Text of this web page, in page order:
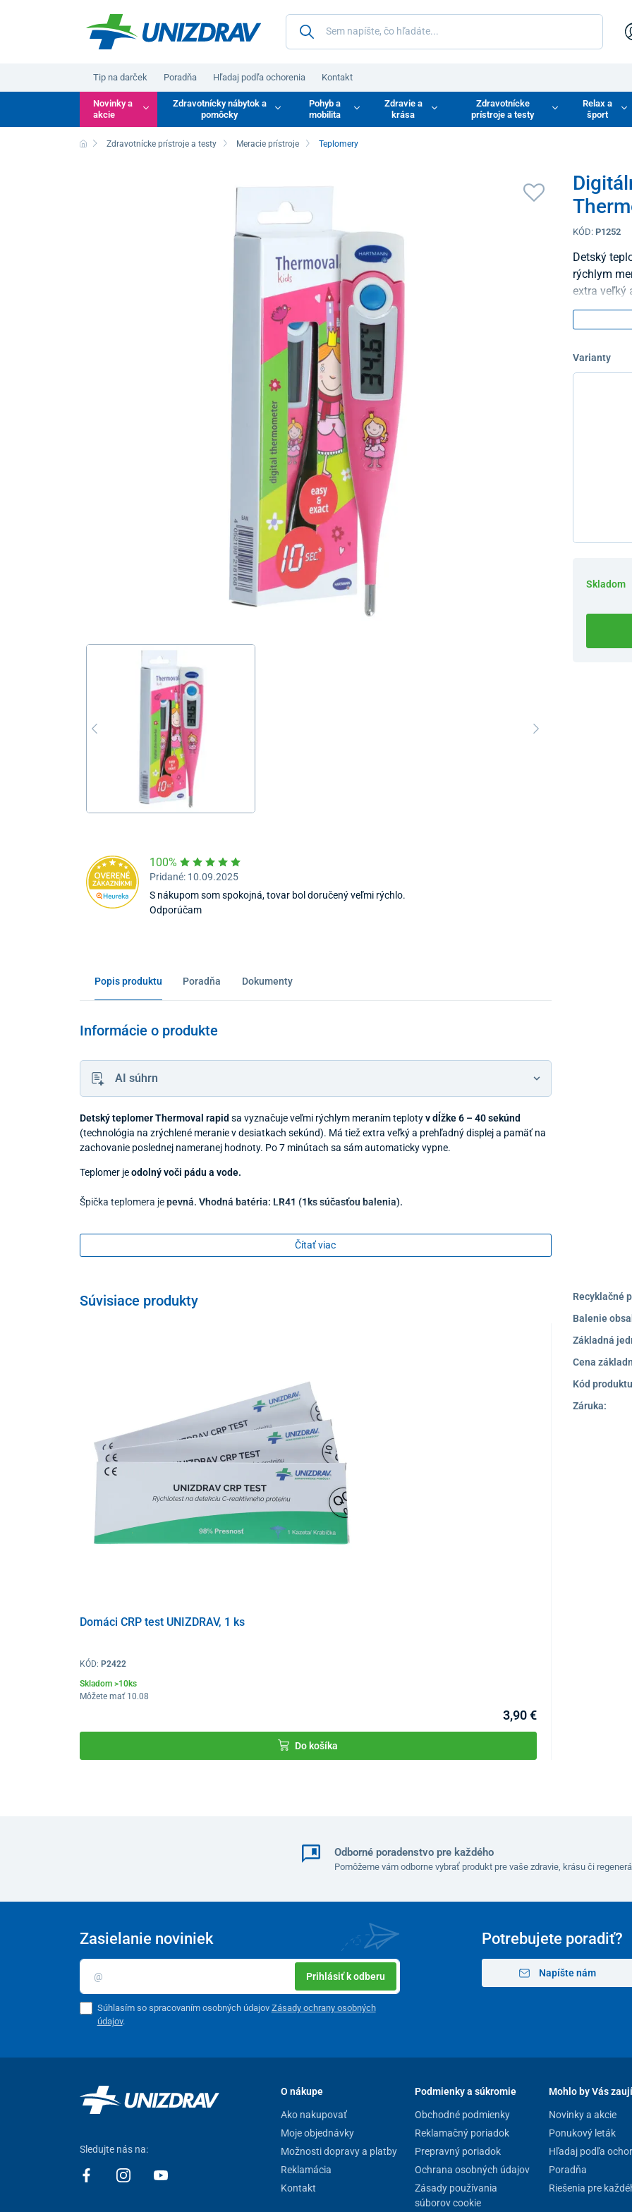
Tip na darček Poradňa Hľadaj podľa ochorenia Kontakt
Novinky a
akcie
Zdravotnícky nábytok a
pomôcky
Pohyb a
mobilita
Zdravie a
krása
Zdravotnícke
prístroje a testy
Relax a
šport
Zdravotnícke prístroje a testy Meracie prístroje Teplomery
KÓD: P1252
Detský
rýchlym
extra veľký
Varianty
Skladom
Recyklačné
Balenie
Základná
Cena
Kód
Záruka:
100%
Pridané: 10.09.2025
S nákupom som spokojná, tovar bol doručený veľmi rýchlo.
Odporúčam
Popis produktu Poradňa Dokumenty
Informácie o produkte
AI súhrn
Detský teplomer Thermoval rapid sa vyznačuje veľmi rýchlym meraním teplotyv dĺžke 6 – 40 sekúnd
(technológia na zrýchlené meranie v desiatkach sekúnd). Má tiež extra veľký a prehľadný displej a pamäť na
zachovanie poslednej nameranej hodnoty. Po 7 minútach sa sám automaticky vypne.
Teplomer jeodolný voči pádu a vode.
Špička teplomera jepevná. Vhodná batéria: LR41 (1ks súčasťou balenia).
Čítať viac
Súvisiace produkty
Domáci CRP test UNIZDRAV, 1 ks
KÓD: P2422
Skladom >10ks
Môžete mať 10.08
3,90 €
Do košíka
Odborné poradenstvo pre každého
Pomôžeme vám odborne vybrať produkt pre vaše zdravie, krásu či
Potrebujete poradiť?
Napíšte nám
Zasielanie noviniek
Prihlásiť k odberu
Súhlasím so spracovaním osobných údajov Zásady ochrany osobných
údajov.
Sledujte nás na:
O nákupe
Ako nakupovať
Moje objednávky
Možnosti dopravy a platby
Reklamácia
Kontakt
Podmienky a súkromie
Obchodné podmienky
Reklamačný poriadok
Prepravný poriadok
Ochrana osobných údajov
Zásady používania
súborov cookie
Mohlo by Vás
Novinky a akcie
Ponukový leták
Hľadaj podľa
Poradňa
Riešenia pre